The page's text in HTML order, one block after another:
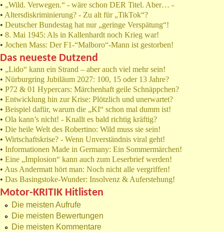
• „Wild. Verwegen.“ - wäre schon DER Titel. Aber… -
• Altersdiskriminierung? - Zu alt für „TikTok“?
• Deutscher Bundestag hat nur „geringe Verspätung“!
• 8. Mai 1945: Als in Kallenhardt noch Krieg war!
• Jochen Mass: Der F1-“Malboro“-Mann ist gestorben!
Das neueste Dutzend
• „Lido“ kann ein Strand – aber auch viel mehr sein!
• Nürburgring Jubiläum 2027: 100, 15 oder 13 Jahre?
• P72 & 01 Hypercars: Märchenhaft geile Schnäppchen?
• Entwicklung hin zur Krise: Plötzlich und unerwartet?
• Beispiel dafür, warum die „KI“ schon mal dumm ist!
• Ola kann’s nicht! - Knallt es bald richtig kräftig?
• Die heile Welt des Robertino: Wild muss sie sein!
• Wirtschaftskrise? - Wenn Unverständnis viral geht!
• Informationen Made in Germany: Ein Sommermärchen!
• Eine „Implosion“ kann auch zum Leserbrief werden!
• Aus Andermatt hört man: Noch nicht alle vergriffen!
• Das Basingstoke-Wunder: Insolvenz & Auferstehung!
Motor-KRITIK Hitlisten
Die meisten Aufrufe
Die meisten Bewertungen
Die meisten Kommentare